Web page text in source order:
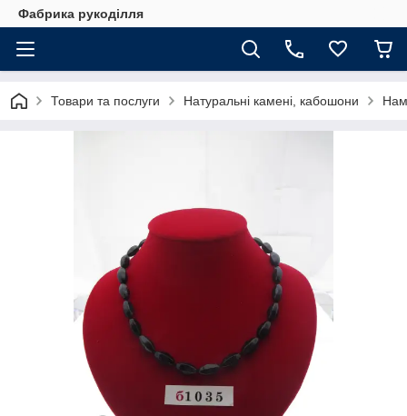
Фабрика рукоділля
Товари та послуги Натуральні камені, кабошони